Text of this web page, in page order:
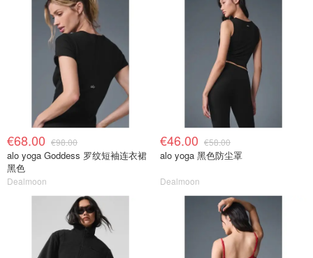
€68.00 €98.00
alo yoga Goddess 罗纹短袖连衣裙
黑色
Dealmoon
€46.00 €58.00
alo yoga 黑色防尘罩
Dealmoon